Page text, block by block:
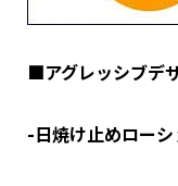
■アグレッシブデ
-日焼け止めロー